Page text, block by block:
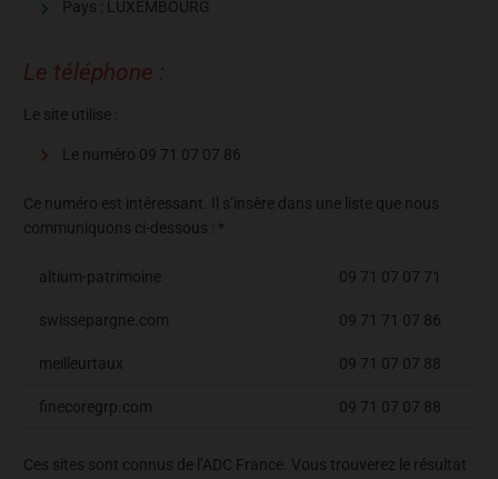
Pays : LUXEMBOURG
Le téléphone :
Le site utilise :
Le numéro 09 71 07 07 86
Ce numéro est intéressant. Il s’insère dans une liste que nous
communiquons ci-dessous : *
altium-patrimoine 09 71 07 07 71
swissepargne.com 09 71 71 07 86
meilleurtaux 09 71 07 07 88
finecoregrp.com 09 71 07 07 88
Ces sites sont connus de l’ADC France. Vous trouverez le résultat